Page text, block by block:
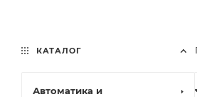
КАТАЛОГ
Автоматика и